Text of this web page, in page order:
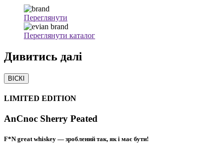
Переглянути
Переглянути каталог
Дивитись далі
ВІСКІ
LIMITED EDITION
AnCnoc Sherry Peated
F*N great whiskey — зроблений так, як і має бути!